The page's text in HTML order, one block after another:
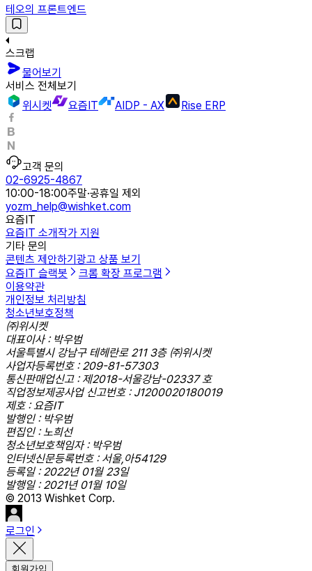
테오의 프론트엔드
스크랩
물어보기
서비스 전체보기
위시켓
요즘IT AIDP - AX Rise ERP
고객 문의
02-6925-4867
10:00-18:00주말·공휴일 제외
yozm_help@wishket.com
요즘IT
요즘IT 소개작가 지원
기타 문의
콘텐츠 제안하기 광고 상품 보기
요즘IT 슬랙봇
크롬 확장 프로그램
이용약관
개인정보 처리방침
청소년보호정책
㈜위시켓
대표이사 : 박우범
서울특별시 강남구 테헤란로 211 3층 ㈜위시켓
사업자등록번호 : 209-81-57303
통신판매업신고 : 제2018-서울강남-02337 호
직업정보제공사업 신고번호 : J1200020180019
제호 : 요즘IT
발행인 : 박우범
편집인 : 노희선
청소년보호책임자 : 박우범
인터넷신문등록번호 : 서울,아54129
등록일 : 2022년 01월 23일
발행일 : 2021년 01월 10일
© 2013 Wishket Corp.
로그인
회원가입